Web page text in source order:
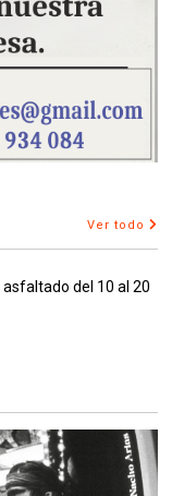
Ver todo
del 10 al 20